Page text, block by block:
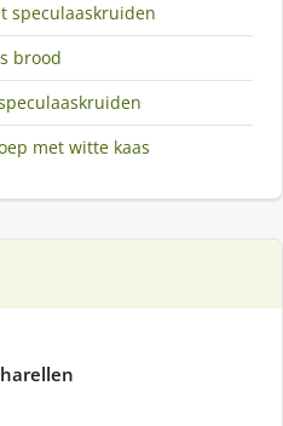
speculaaskruiden
brood
met witte kaas